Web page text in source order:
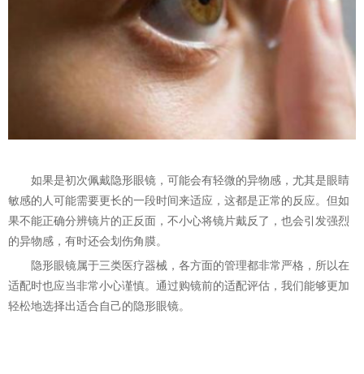
如果是初次佩戴隐形眼镜，可能会有轻微的异物感，尤其是眼睛
敏感的人可能需要更长的一段时间来适应，这都是正常的反应。但如
果不能正确分辨镜片的正反面，不小心将镜片戴反了，也会引发强烈
的异物感，有时还会划伤角膜。
隐形眼镜属于三类医疗器械，各方面的管理都非常严格，所以在
适配时也应当非常小心谨慎。通过购镜前的适配评估，我们能够更加
轻松地选择出适合自己的隐形眼镜。